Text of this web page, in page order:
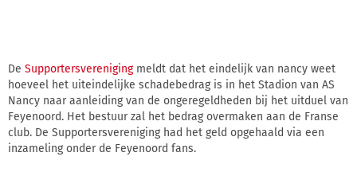
De Supportersverenigingmeldt dat het eindelijk van nancy weet
hoeveel het uiteindelijke schadebedrag is in het Stadion van AS
Nancy naar aanleiding van de ongeregeldheden bij het uitduel van
Feyenoord. Het bestuur zal het bedrag overmaken aan de Franse
club. De Supportersvereniging had het geld opgehaald via een
inzameling onder de Feyenoord fans.